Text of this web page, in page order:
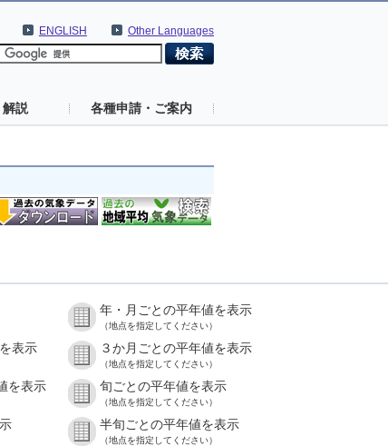
Other Languages
ENGLISH
解説 各種申請・ご案内
年・月ごとの平年値を表示
（地点を指定してください）
表示 ３か月ごとの平年値を表示
（地点を指定してください）
を表示 旬ごとの平年値を表示
（地点を指定してください）
半旬ごとの平年値を表示
（地点を指定してください）